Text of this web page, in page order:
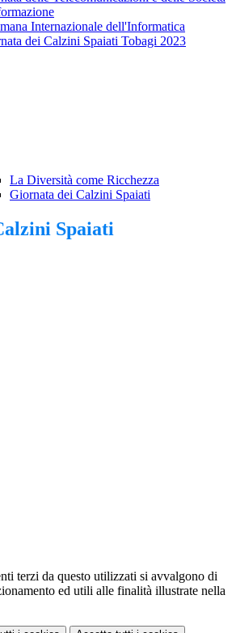
Internazionale dell'Informatica
dei Calzini Spaiati Tobagi 2023
La Diversità come Ricchezza
Giornata dei Calzini Spaiati
Spaiati
terzi da questo utilizzati si avvalgono di
ed utili alle finalità illustrate nella